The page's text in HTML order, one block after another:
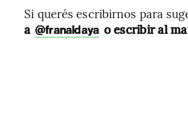
Si querés escribirnos para
a @franaldaya o escribir al